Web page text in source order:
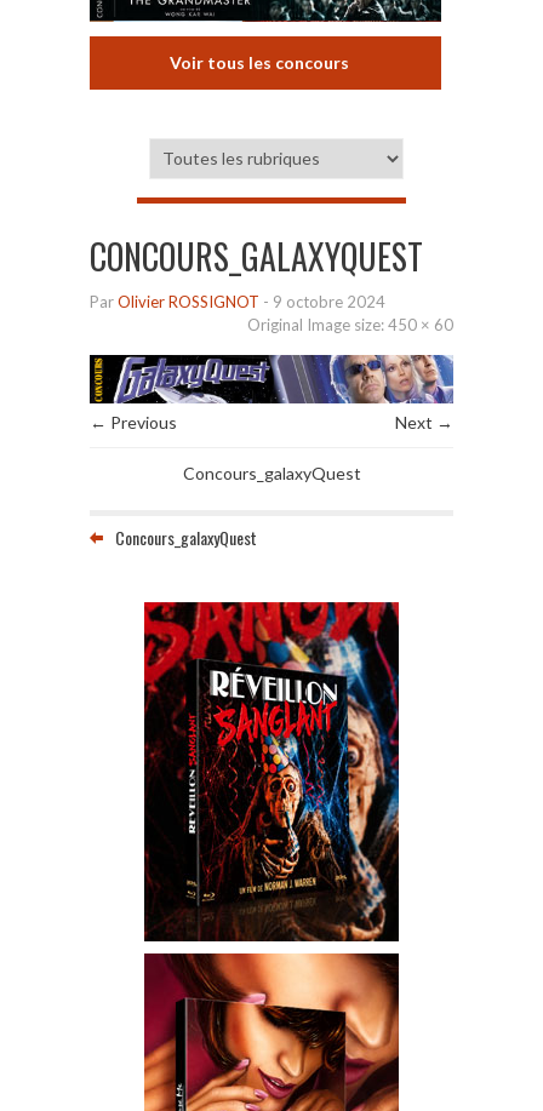
Voir tous les concours
CONCOURS_GALAXYQUEST
ParOlivier ROSSIGNOT - 9 octobre 2024
Original Image size:450 × 60
← Previous Next →
Concours_galaxyQuest
Concours_galaxyQuest